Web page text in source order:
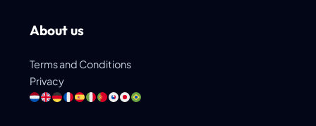
About us
Terms and Conditions
Privacy